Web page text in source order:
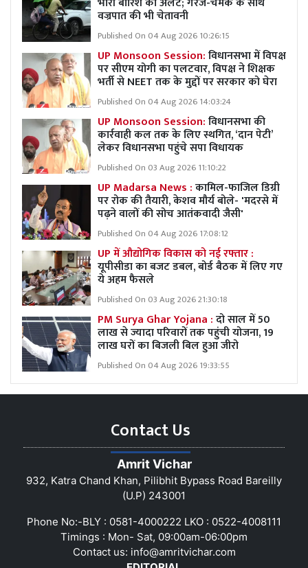
वज्रपात की भी चेतावनी
Published On 04 Aug 2026 10:26:15
UP Monsoon Session:विधानसभा में विपक्ष
पर सीएम योगी का पलटवार, विपक्ष ने शिक्षक
भर्ती से NEET तक के मुद्दों पर सरकार को घेरा
Published On 04 Aug 2026 14:03:24
UP Monsoon Session:विधानसभा की
कार्रवाही कल तक के लिए स्थगित, ‘दान पेटी’
लेकर विधानसभा पहुंचे सपा विधायक
Published On 03 Aug 2026 11:10:22
UP Madarsa News :कामिल-फाजिल डिग्री
पर रोक की तैयारी, केशव मौर्य बोले- 'मदरसे में
पढ़ने वालों की सोच आतंकवादी जैसी'
Published On 04 Aug 2026 17:08:12
UP में औद्योगिक विकास को नई रफ्तार :
यूपीसीडा का बजट डबल, बोर्ड बैठक में लिए गए
ये अहम फैसले
Published On 03 Aug 2026 21:30:18
PM Surya Ghar Yojana :दो साल में 50
लाख से ज्यादा परिवारों तक पहुंची योजना, 19
लाख घरों का बिजली बिल हुआ जीरो
Published On 04 Aug 2026 19:33:55
Contact Us
Amrit Vichar
932, Katra Chand Khan, Pilibhit Bypass Road Bareilly
(U.P) 243001
Phone No:-BLY : 0581-4000222 LKO : 0522-4008111
Timings : Mon- Sat, 09:00am-06:00pm
Contact us: info@amritvichar.com